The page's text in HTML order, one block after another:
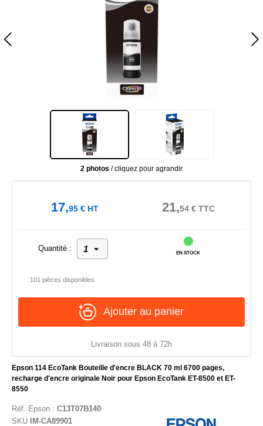
2 photos / cliquez pour agrandir
Epson 114 EcoTank Bouteille d'encre BLACK 70 ml 6700 pages,
recharge d'encre originale Noir pour Epson EcoTank ET-8500 et ET-
8550
Réf. Epson: C13T07B140
SKU
IM-CA89901
17,95€HT 21,54€TTC
Quantité :
EN STOCK
101 pièces disponibles
Ajouter au panier
Livraison sous 48 à 72h